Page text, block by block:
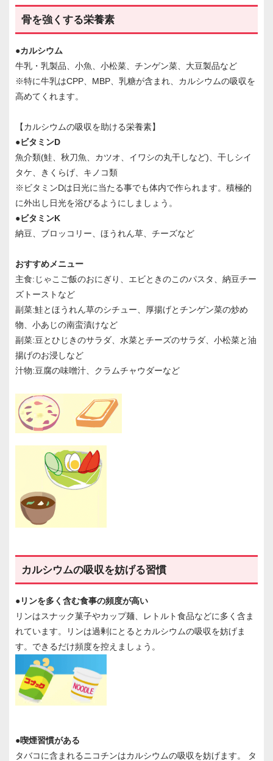
骨を強くする栄養素
●カルシウム
牛乳・乳製品、小魚、小松菜、チンゲン菜、大豆製品など
※特に牛乳はCPP、MBP、乳糖が含まれ、カルシウムの吸収を
高めてくれます。
【カルシウムの吸収を助ける栄養素】
●ビタミンD
魚介類(鮭、秋刀魚、カツオ、イワシの丸干しなど)、干しシイ
タケ、きくらげ、キノコ類
※ビタミンDは日光に当たる事でも体内で作られます。積極的
に外出し日光を浴びるようにしましょう。
●ビタミンK
納豆、ブロッコリー、ほうれん草、チーズなど
おすすめメニュー
主食:じゃこご飯のおにぎり、エビときのこのパスタ、納豆チー
ズトーストなど
副菜:鮭とほうれん草のシチュー、厚揚げとチンゲン菜の炒め
物、小あじの南蛮漬けなど
副菜:豆とひじきのサラダ、水菜とチーズのサラダ、小松菜と油
揚げのお浸しなど
汁物:豆腐の味噌汁、クラムチャウダーなど
カルシウムの吸収を妨げる習慣
●リンを多く含む食事の頻度が高い
リンはスナック菓子やカップ麺、レトルト食品などに多く含ま
れています。リンは過剰にとるとカルシウムの吸収を妨げま
す。できるだけ頻度を控えましょう。
●喫煙習慣がある
タバコに含まれるニコチンはカルシウムの吸収を妨げます。 タ